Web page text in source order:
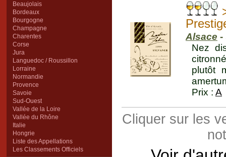
Beaujolais
Bordeaux
Bourgogne
Champagne
Charentes
Corse
Jura
Languedoc / Roussillon
Lorraine
Normandie
Provence
Savoie
Sud-Ouest
Vallée de la Loire
Vallée du Rhône
Italie
Hongrie
Liste des Appellations
Les Classements Officiels
Alsace -
Nez
plutôt
Prix : A
Cliquer sur les